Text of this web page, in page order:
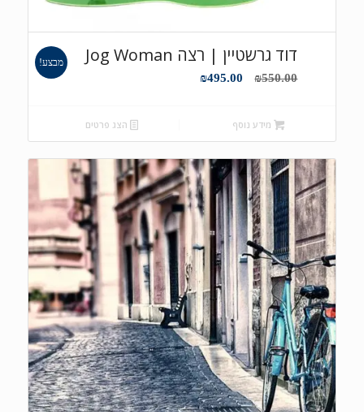
דוד גרשטיין | רצה Jog Woman
₪550.00
המחיר
₪550.00.
₪495.00 המחיר
מבצע!
מידע נוסף הצג פרטים